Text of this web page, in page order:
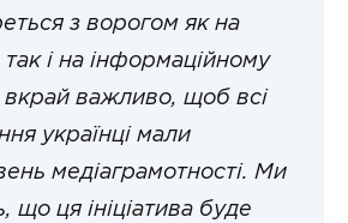
з ворогом як на
і на інформаційному
вкрай важливо, щоб всі
українці мали
медіаграмотності. Ми
що ця ініціатива буде